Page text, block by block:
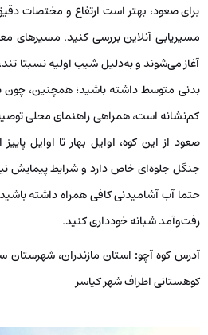
برای صعود، بهتر است ارتفاع و مختصات دقیق
مسیریابی آنلاین بررسی کنید. مسیرهای
آغاز می‌شوند و به‌دلیل شیب اولیه نسبتا
بدنی متوسط داشته باشید؛ همچنین،
کم‌نشانه است، همراهی راهنمای محلی
صعود از این کوه، اوایل بهار تا اوایل
جنگل جلوه‌ای خاص دارد و شرایط پیمایش
حتما آب آشامیدنی کافی همراه داشته
رفت‌وآمد شبانه خودداری کنید.
آدرس کوه آچو: استان مازندران، شهرستان
کوهستانی اطراف شهر کیاسر